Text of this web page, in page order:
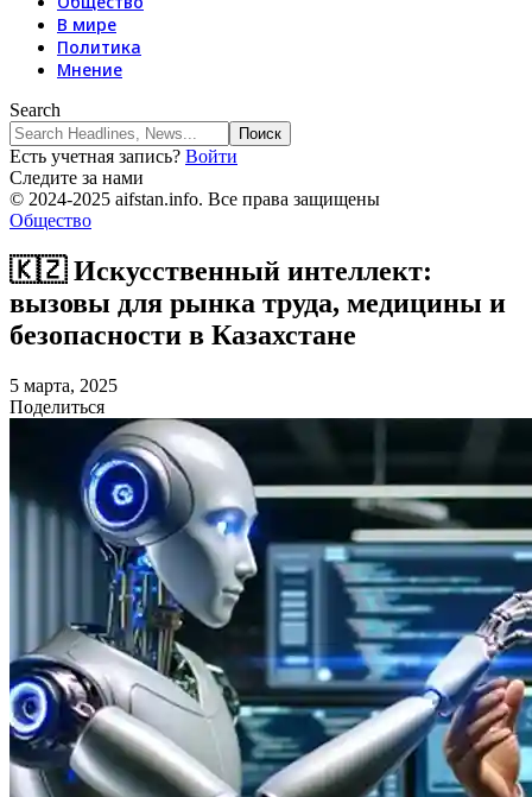
В мире
Политика
Мнение
Search
Есть учетная запись? Войти
Следите за нами
© 2024-2025 aifstan.info. Все права защищены
Общество
🇰🇿 Искусственный интеллект:
вызовы для рынка труда, медицины и
безопасности в Казахстане
5 марта, 2025
Поделиться